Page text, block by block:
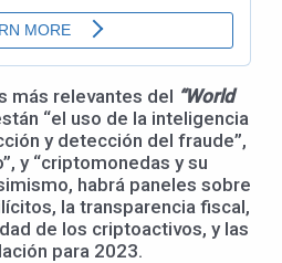
más relevantes del “World
“el uso de la inteligencia
y detección del fraude”,
y “criptomonedas y su
habrá paneles sobre
la transparencia fiscal,
de los criptoactivos, y las
para 2023.